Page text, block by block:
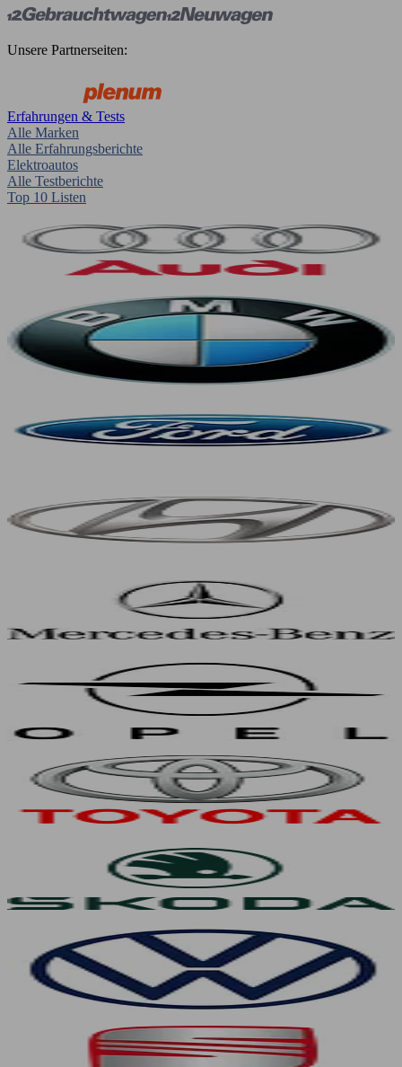
Unsere Partnerseiten:
Erfahrungen & Tests
Alle Marken
Alle Erfahrungsberichte
Elektroautos
Alle Testberichte
Top 10 Listen